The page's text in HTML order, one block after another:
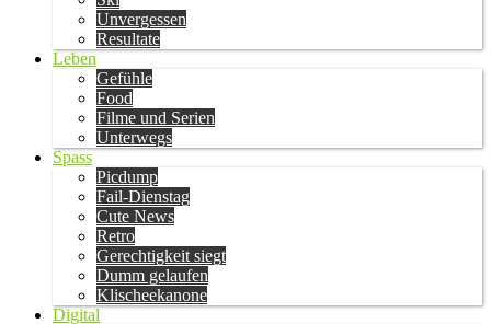
Unvergessen
Resultate
Leben
Gefühle
Food
Filme und Serien
Unterwegs
Spass
Picdump
Fail-Dienstag
Cute News
Retro
Gerechtigkeit siegt
Dumm gelaufen
Klischeekanone
Digital